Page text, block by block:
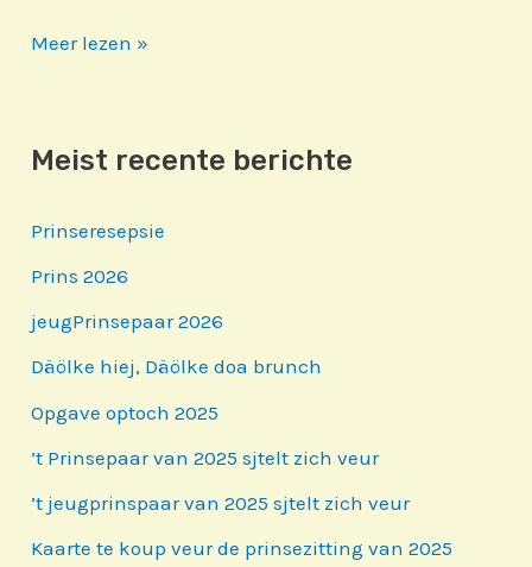
Foto’s
Meer lezen »
Meist recente berichte
Prinseresepsie
Prins 2026
jeugPrinsepaar 2026
Däölke hiej, Däölke doa brunch
Opgave optoch 2025
’t Prinsepaar van 2025 sjtelt zich veur
’t jeugprinspaar van 2025 sjtelt zich veur
Kaarte te koup veur de prinsezitting van 2025